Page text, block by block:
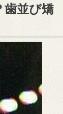
歯並び矯